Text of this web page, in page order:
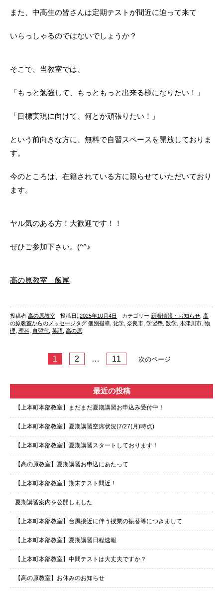
また、中高生の皆さんは定期テストが間近に迫って来て
いらっしゃるのではないでしょうか？
そこで、当教室では、
「もっと勉強して、もっともっと出来る様になりたい！」
「目標実現に向けて、何とか頑張りたい！」
という前向きな方に、無料で自習スペースを開放しておりま
す。
今のところは、在籍されている方に限らせていただいており
ます。
ヤル気のある方！大歓迎です！！
ぜひご参加下さい。(^^♪
高の原教室 飯尾
投稿者 高の原教室 投稿日: 2025年10月4日 カテゴリー 新着情報・お知らせ 高
の原教室からのメッセージタグ 個別指導 化学 奈良市 学習塾 数学 木津川市 物
理 理科 自習室 英語 高の原
1 2 … 11 次のページ
最近の投稿
【上本町本部教室】まだまだ夏期講習お申込み受付中！
【上本町本部教室】夏期講習空席状況(7/27(月)時点)
【上本町本部教室】夏期講習スタートしております！
【高の原教室】夏期講習お申込にあたって
【上本町本部教室】期末テスト間近！
夏期講習案内を公開しました
【上本町本部教室】台風接近に伴う授業の振替等につきまして
【上本町本部教室】夏期講習日程速報
【上本町本部教室】中間テストは大丈夫ですか？
【高の原教室】お休みのお知らせ